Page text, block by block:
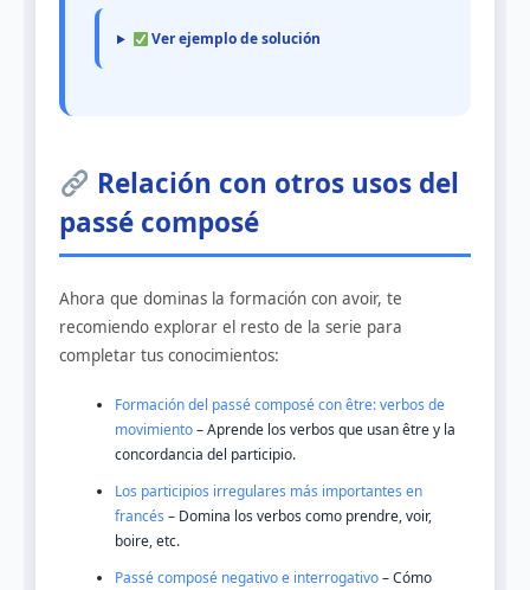
Ver ejemplo de solución
Relación con otros usos del
passé composé
Ahora que dominas la formación con avoir, te
recomiendo explorar el resto de la serie para
completar tus conocimientos:
Formación del passé composé con être: verbos de
movimiento– Aprende los verbos que usan être y la
concordancia del participio.
Los participios irregulares más importantes en
francés – Domina los verbos como prendre, voir,
boire, etc.
Passé composé negativo e interrogativo– Cómo